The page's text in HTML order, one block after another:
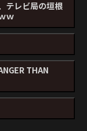
テレビ局の垣根
ｗ
THAN